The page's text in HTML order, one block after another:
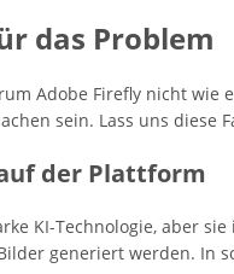
das Problem
Adobe Firefly nicht
sein. Lass uns diese
der Plattform
KI-Technologie, aber
generiert werden. In